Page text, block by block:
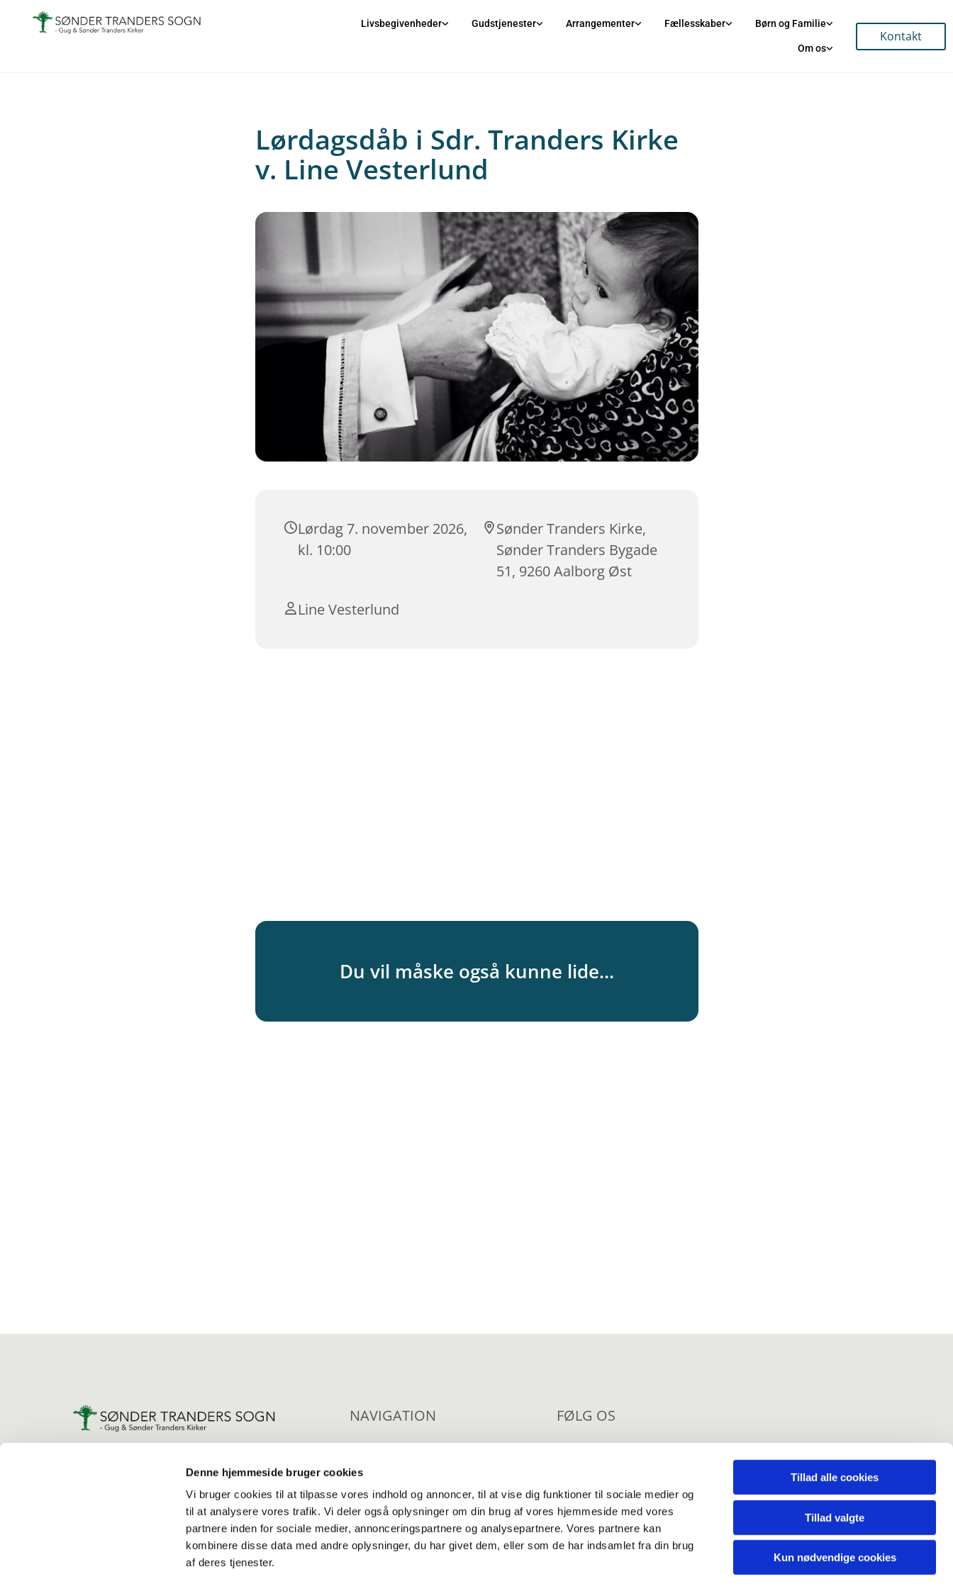
Denne hjemmeside bruger cookies
Vi bruger cookies til at tilpasse vores indhold og annoncer, til at vise dig funktioner til sociale medier og
til at analysere vores trafik. Vi deler også oplysninger om din brug af vores hjemmeside med vores
partnere inden for sociale medier, annonceringspartnere og analysepartnere. Vores partnere kan
kombinere disse data med andre oplysninger, du har givet dem, eller som de har indsamlet fra din brug
af deres tjenester.
Tillad alle cookies
Tillad valgte
Kun nødvendige cookies
Livsbegivenheder Gudstjenester Arrangementer Fællesskaber Børn og Familie
Om os
Kontakt
Lørdagsdåb i Sdr. Tranders Kirke
v. Line Vesterlund
Lørdag 7. november 2026,
kl. 10:00
Sønder Tranders Kirke,
Sønder Tranders Bygade
51, 9260 Aalborg Øst
Line Vesterlund
Du vil måske også kunne lide...
NAVIGATION
Livsbegivenheder
Fællesskaber
FØLG OS
Kirkeblad
Tilgængelighedserklæring